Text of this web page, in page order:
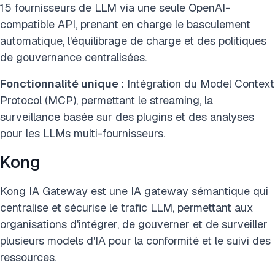
15 fournisseurs de LLM via une seule OpenAI-
compatible API, prenant en charge le basculement
automatique, l'équilibrage de charge et des politiques
de gouvernance centralisées.
Fonctionnalité unique : Intégration du Model Context
Protocol (MCP), permettant le streaming, la
surveillance basée sur des plugins et des analyses
pour les LLMs multi-fournisseurs.
Kong
Kong IA Gateway est une IA gateway sémantique qui
centralise et sécurise le trafic LLM, permettant aux
organisations d'intégrer, de gouverner et de surveiller
plusieurs models d'IA pour la conformité et le suivi des
ressources.